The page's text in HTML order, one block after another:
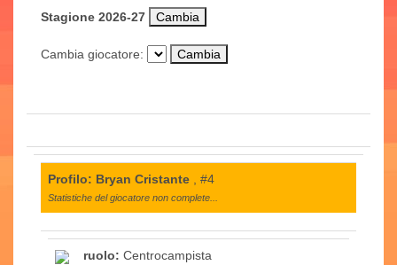
Stagione 2026-27
Cambia giocatore:
Profilo: Bryan Cristante , #4
Statistiche del giocatore non complete...
ruolo: Centrocampista